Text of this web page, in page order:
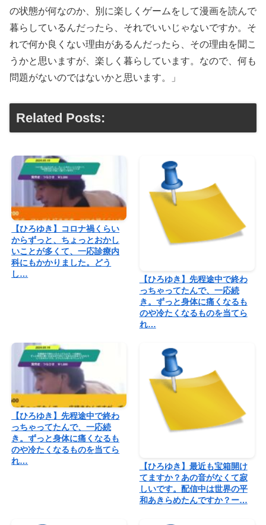
の状態が何なのか、別に楽しくゲームをして漫画を読んで
暮らしているんだったら、それでいいじゃないですか。そ
れで何か良くない理由があるんだったら、その理由を聞こ
うかと思いますが、楽しく暮らしています。なので、何も
問題がないのではないかと思います。」
Related Posts:
【ひろゆき】コロナ禍くらい
からずっと、ちょっとおかし
いことが多くて、一応診療内
科にもかかりました。どう
し…
【ひろゆき】先程途中で終わ
っちゃってたんで、一応続
き。ずっと身体に痛くなるも
のや冷たくなるものを当てら
れ…
【ひろゆき】先程途中で終わ
っちゃってたんで、一応続
き。ずっと身体に痛くなるも
のや冷たくなるものを当てら
れ…
【ひろゆき】最近も宝箱開け
てますか？あの音がなくて寂
しいです。配信中は世界の平
和あきらめたんですか？ー…